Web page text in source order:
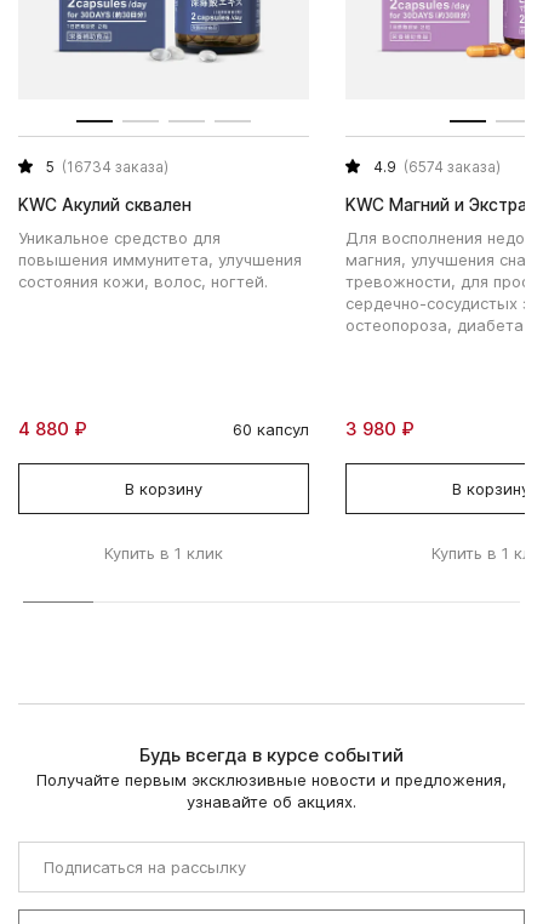
5 (16734 заказа)
KWC Акулий сквален
Уникальное средство для
повышения иммунитета, улучшения
состояния кожи, волос, ногтей.
4 880 ₽ 60 капсул
В корзину
Купить в 1 клик
4.9 (6574 заказа)
KWC Магний и
Для восполнения
магния, улучшения сна и
тревожности, для
сердечно-сосудистых
остеопороза, диабета
3 980 ₽
В корзину
Купить в 1
Будь всегда в курсе событий
Получайте первым эксклюзивные новости и предложения,
узнавайте об акциях.